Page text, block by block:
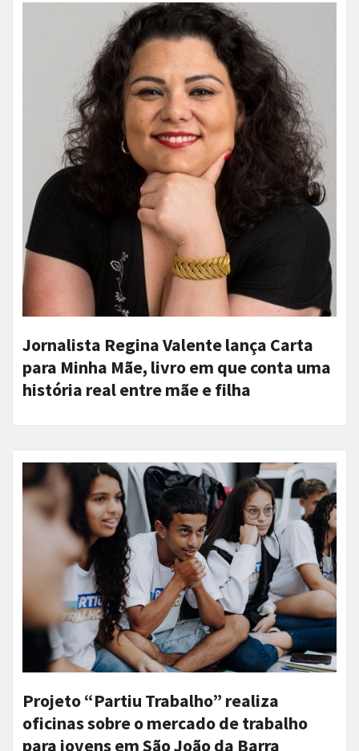
Jornalista Regina Valente lança Carta
para Minha Mãe, livro em que conta uma
história real entre mãe e filha
Projeto “Partiu Trabalho” realiza
oficinas sobre o mercado de trabalho
para jovens em São João da Barra